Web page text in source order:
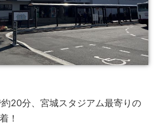
20分、宮城スタジアム最寄りの
！